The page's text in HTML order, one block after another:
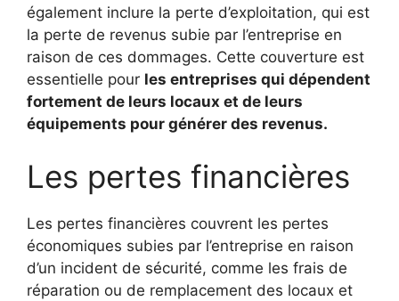
également inclure la perte d’exploitation, qui est
la perte de revenus subie par l’entreprise en
raison de ces dommages. Cette couverture est
essentielle pour les entreprises qui dépendent
fortement de leurs locaux et de leurs
équipements pour générer des revenus.
Les pertes financières
Les pertes financières couvrent les pertes
économiques subies par l’entreprise en raison
d’un incident de sécurité, comme les frais de
réparation ou de remplacement des locaux et